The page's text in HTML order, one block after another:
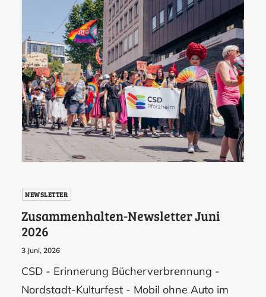
NEWSLETTER
Zusammenhalten-Newsletter Juni
2026
3 Juni, 2026
CSD - Erinnerung Bücherverbrennung -
Nordstadt-Kulturfest - Mobil ohne Auto im